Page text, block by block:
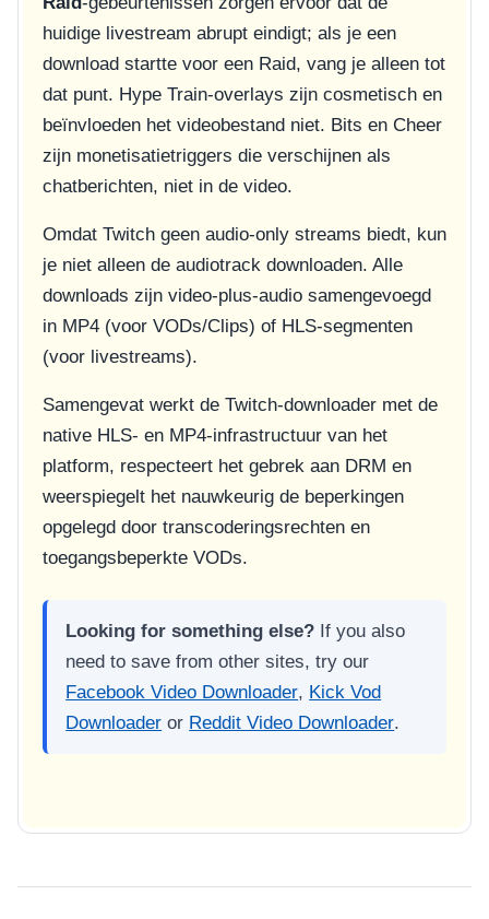
huidige livestream abrupt eindigt; als je een
download startte voor een Raid, vang je alleen tot
dat punt. Hype Train-overlays zijn cosmetisch en
beïnvloeden het videobestand niet. Bits en Cheer
zijn monetisatietriggers die verschijnen als
chatberichten, niet in de video.
Omdat Twitch geen audio-only streams biedt, kun
je niet alleen de audiotrack downloaden. Alle
downloads zijn video-plus-audio samengevoegd
in MP4 (voor VODs/Clips) of HLS-segmenten
(voor livestreams).
Samengevat werkt de Twitch-downloader met de
native HLS- en MP4-infrastructuur van het
platform, respecteert het gebrek aan DRM en
weerspiegelt het nauwkeurig de beperkingen
opgelegd door transcoderingsrechten en
toegangsbeperkte VODs.
Looking for something else? If you also
need to save from other sites, try our
Facebook Video Downloader, Kick Vod
Downloader or Reddit Video Downloader.